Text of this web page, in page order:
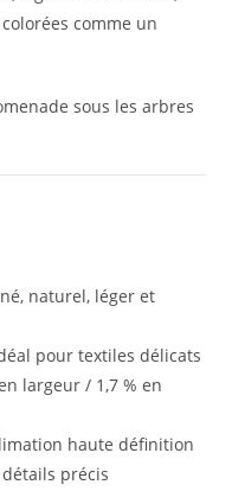
comme un
sous les arbres
naturel, léger et
pour textiles délicats
largeur / 1,7 % en
haute définition
précis